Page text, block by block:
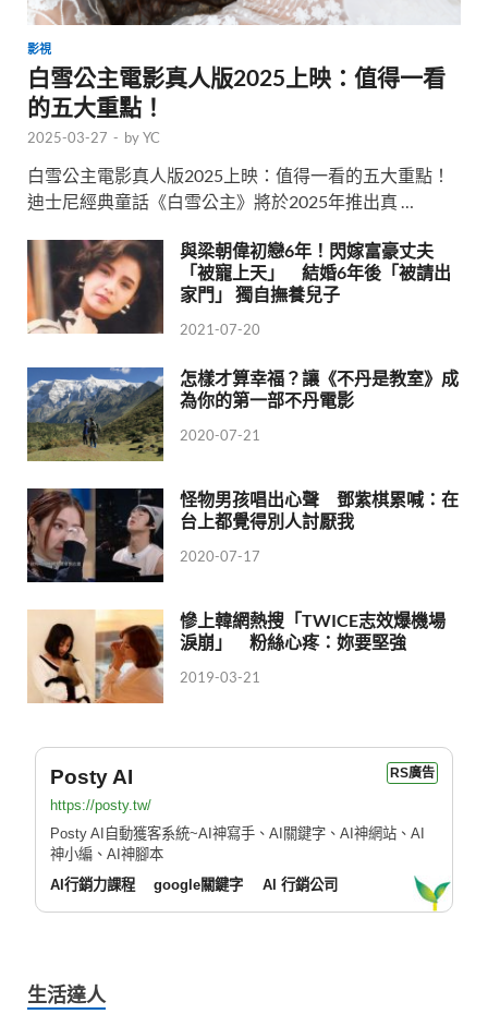
影視
白雪公主電影真人版2025上映：值得一看
的五大重點！
2025-03-27 - byYC
白雪公主電影真人版2025上映：值得一看的五大重點！
迪士尼經典童話《白雪公主》將於2025年推出真 …
與梁朝偉初戀6年！閃嫁富豪丈夫
「被寵上天」 結婚6年後「被請出
家門」 獨自撫養兒子
2021-07-20
怎樣才算幸福？讓《不丹是教室》成
為你的第一部不丹電影
2020-07-21
怪物男孩唱出心聲 鄧紫棋累喊：在
台上都覺得別人討厭我
2020-07-17
慘上韓網熱搜「TWICE志效爆機場
淚崩」 粉絲心疼：妳要堅強
2019-03-21
Posty AI RS廣告
https://posty.tw/
Posty AI自動獲客系統~AI神寫手、AI關鍵字、AI神網站、AI
神小編、AI神腳本
AI行銷力課程
google關鍵字 AI 行銷公司
生活達人